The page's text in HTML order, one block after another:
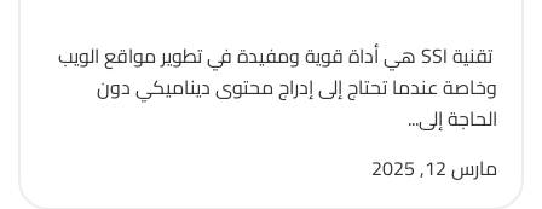
تقنية SSl هي أداة قوية ومفيدة في تطوير مواقع الويب
وخاصة عندما تحتاج إلى إدراج محتوى ديناميكي دون
الحاجة إلى...
مارس 12, 2025